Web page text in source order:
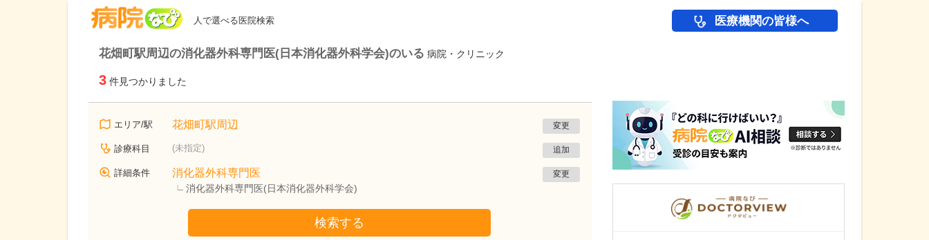
人で選べる医院検索 医療機関の皆様へ
花畑町駅周辺の消化器外科専門医(日本消化器外科学会)のいる 病院・クリニック
3 件見つかりました
エリア/駅 花畑町駅周辺 変更
診療科目 (未指定) 追加
詳細条件 消化器外科専門医
消化器外科専門医(日本消化器外科学会)
変更
検索する